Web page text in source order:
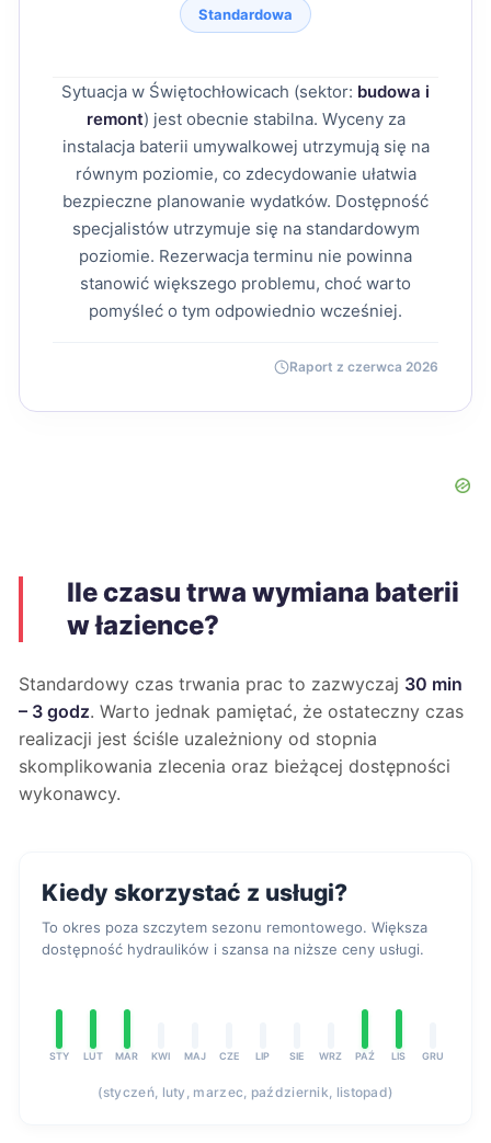
Standardowa
Sytuacja w Świętochłowicach (sektor: budowa i
remont) jest obecnie stabilna. Wyceny za
instalacja baterii umywalkowej utrzymują się na
równym poziomie, co zdecydowanie ułatwia
bezpieczne planowanie wydatków. Dostępność
specjalistów utrzymuje się na standardowym
poziomie. Rezerwacja terminu nie powinna
stanowić większego problemu, choć warto
pomyśleć o tym odpowiednio wcześniej.
Raport z czerwca 2026
Ile czasu trwa wymiana baterii
w łazience?
Standardowy czas trwania prac to zazwyczaj 30 min
– 3 godz. Warto jednak pamiętać, że ostateczny czas
realizacji jest ściśle uzależniony od stopnia
skomplikowania zlecenia oraz bieżącej dostępności
wykonawcy.
Kiedy skorzystać z usługi?
To okres poza szczytem sezonu remontowego. Większa
dostępność hydraulików i szansa na niższe ceny usługi.
STY LUT MAR KWI MAJ CZE LIP SIE WRZ PAŹ LIS GRU
(styczeń, luty, marzec, październik, listopad)